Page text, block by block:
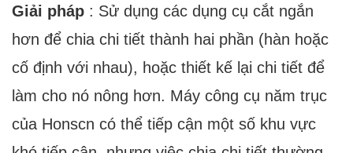
Giải pháp : Sử dụng các dụng cụ cắt ngắn
hơn để chia chi tiết thành hai phần (hàn hoặc
cố định với nhau), hoặc thiết kế lại chi tiết để
làm cho nó nông hơn. Máy công cụ năm trục
của Honscn có thể tiếp cận một số khu vực